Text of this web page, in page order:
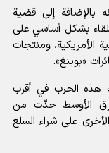
بالإضافة إلى قضية
بشكل أساسي على
الأمريكية، ومنتجات
«بوينغ».
هذه الحرب في أقرب
الأوسط حدّت من
على شراء السلع